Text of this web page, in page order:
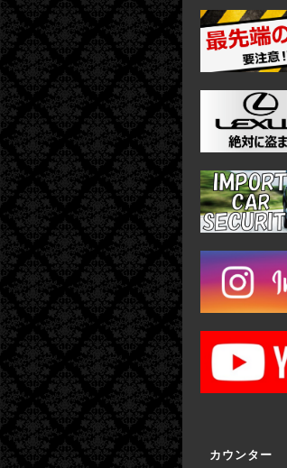
カウンター